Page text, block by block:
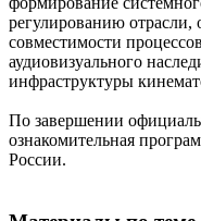
регулированию отрасли,
совместимости
аудиовизуального
инфраструктуры
По завершении
ознакомительная
России.